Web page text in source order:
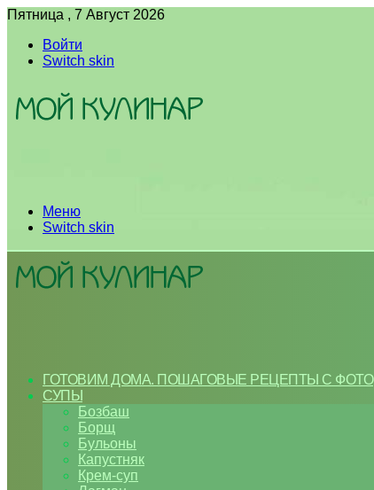
Пятница , 7 Август 2026
Войти
Switch skin
Меню
Switch skin
ГОТОВИМ ДОМА. ПОШАГОВЫЕ РЕЦЕПТЫ С ФОТО
СУПЫ
Бозбаш
Борщ
Бульоны
Капустняк
Крем-суп